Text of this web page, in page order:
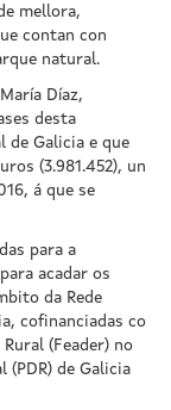
mellora,
contan con
natural.
Díaz,
desta
de Galicia e que
(3.981.452), un
á que se
para a
acadar os
da Rede
cofinanciadas co
(Feader) no
(PDR) de Galicia